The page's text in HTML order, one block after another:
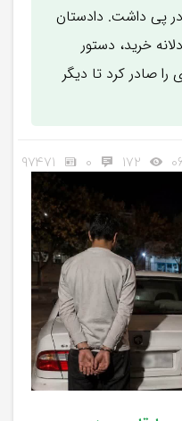
پی داشت. دادستان
خرید، دستور
را صادر کرد تا دیگر
172
0
97471